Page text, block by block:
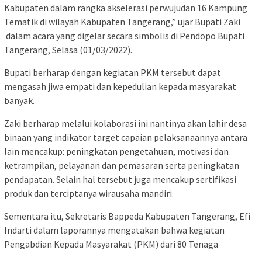
Kabupaten dalam rangka akselerasi perwujudan 16 Kampung
Tematik di wilayah Kabupaten Tangerang,” ujar Bupati Zaki
dalam acara yang digelar secara simbolis di Pendopo Bupati
Tangerang, Selasa (01/03/2022).
Bupati berharap dengan kegiatan PKM tersebut dapat
mengasah jiwa empati dan kepedulian kepada masyarakat
banyak.
Zaki berharap melalui kolaborasi ini nantinya akan lahir desa
binaan yang indikator target capaian pelaksanaannya antara
lain mencakup: peningkatan pengetahuan, motivasi dan
ketrampilan, pelayanan dan pemasaran serta peningkatan
pendapatan. Selain hal tersebut juga mencakup sertifikasi
produk dan terciptanya wirausaha mandiri.
Sementara itu, Sekretaris Bappeda Kabupaten Tangerang, Efi
Indarti dalam laporannya mengatakan bahwa kegiatan
Pengabdian Kepada Masyarakat (PKM) dari 80 Tenaga